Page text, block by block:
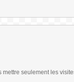
seulement les